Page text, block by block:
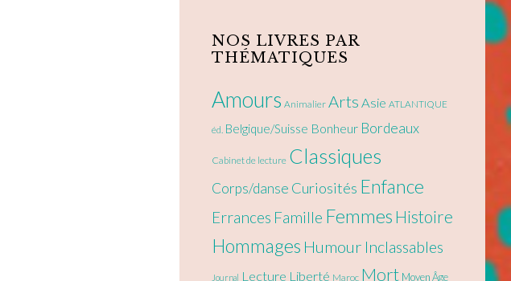
NOS LIVRES PAR
THÉMATIQUES
Amours Animalier Arts Asie ATLANTIQUE
éd. Belgique/Suisse Bonheur Bordeaux
Cabinet de lecture Classiques
Corps/danse Curiosités Enfance
Errances Famille Femmes Histoire
Hommages Humour Inclassables
Journal Lecture Liberté Maroc Mort Moyen Âge